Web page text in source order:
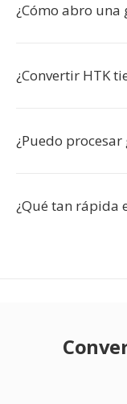
¿Cómo abro una
¿Convertir HTK
¿Puedo
¿Qué tan rápida